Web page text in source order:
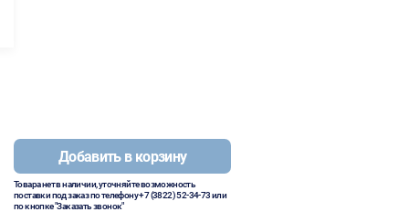
Добавить в корзину
Товара нет в наличии, уточняйте возможность
поставки под заказ по телефону+7 (3822) 52-34-73или
по кнопке "Заказать звонок"